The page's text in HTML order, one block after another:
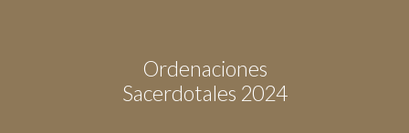
Ordenaciones
Sacerdotales 2024